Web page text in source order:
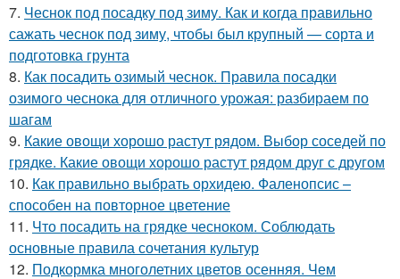
7. Чеснок под посадку под зиму. Как и когда правильно
сажать чеснок под зиму, чтобы был крупный — сорта и
подготовка грунта
8. Как посадить озимый чеснок. Правила посадки
озимого чеснока для отличного урожая: разбираем по
шагам
9. Какие овощи хорошо растут рядом. Выбор соседей по
грядке. Какие овощи хорошо растут рядом друг с другом
10. Как правильно выбрать орхидею. Фаленопсис –
способен на повторное цветение
11. Что посадить на грядке чесноком. Соблюдать
основные правила сочетания культур
12. Подкормка многолетних цветов осенняя. Чем